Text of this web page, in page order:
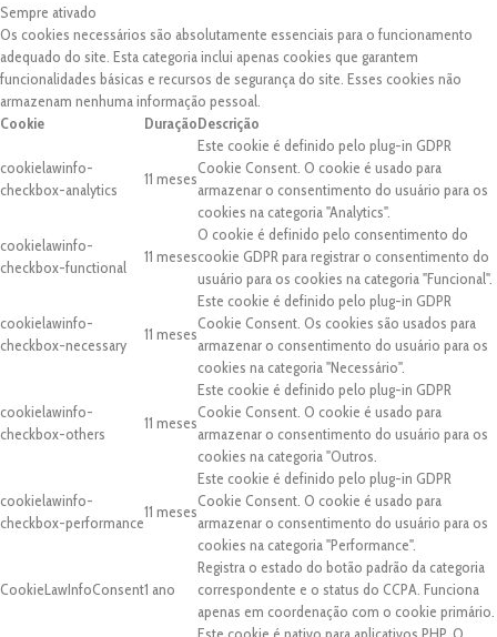
Sempre ativado
Os cookies necessários são absolutamente essenciais para o funcionamento
adequado do site. Esta categoria inclui apenas cookies que garantem
funcionalidades básicas e recursos de segurança do site. Esses cookies não
armazenam nenhuma informação pessoal.
Cookie
DuraçãoDescrição
cookielawinfo-
checkbox-analytics
11 meses
Este cookie é definido pelo plug-in GDPR
Cookie Consent. O cookie é usado para
armazenar o consentimento do usuário para os
cookies na categoria "Analytics".
cookielawinfo-
checkbox-functional
11 meses
O cookie é definido pelo consentimento do
cookie GDPR para registrar o consentimento do
usuário para os cookies na categoria "Funcional".
cookielawinfo-
checkbox-necessary
11 meses
Este cookie é definido pelo plug-in GDPR
Cookie Consent. Os cookies são usados para
armazenar o consentimento do usuário para os
cookies na categoria "Necessário".
cookielawinfo-
checkbox-others
11 meses
Este cookie é definido pelo plug-in GDPR
Cookie Consent. O cookie é usado para
armazenar o consentimento do usuário para os
cookies na categoria "Outros.
cookielawinfo-
checkbox-performance
11 meses
Este cookie é definido pelo plug-in GDPR
Cookie Consent. O cookie é usado para
armazenar o consentimento do usuário para os
cookies na categoria "Performance".
CookieLawInfoConsent1 ano
Registra o estado do botão padrão da categoria
correspondente e o status do CCPA. Funciona
apenas em coordenação com o cookie primário.